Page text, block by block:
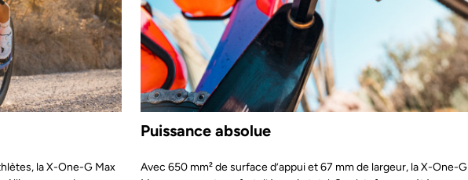
la X-One-G Max
Puissance absolue
Avec 650 mm² de surface d’appui et 67 mm de largeur, la X-One-G